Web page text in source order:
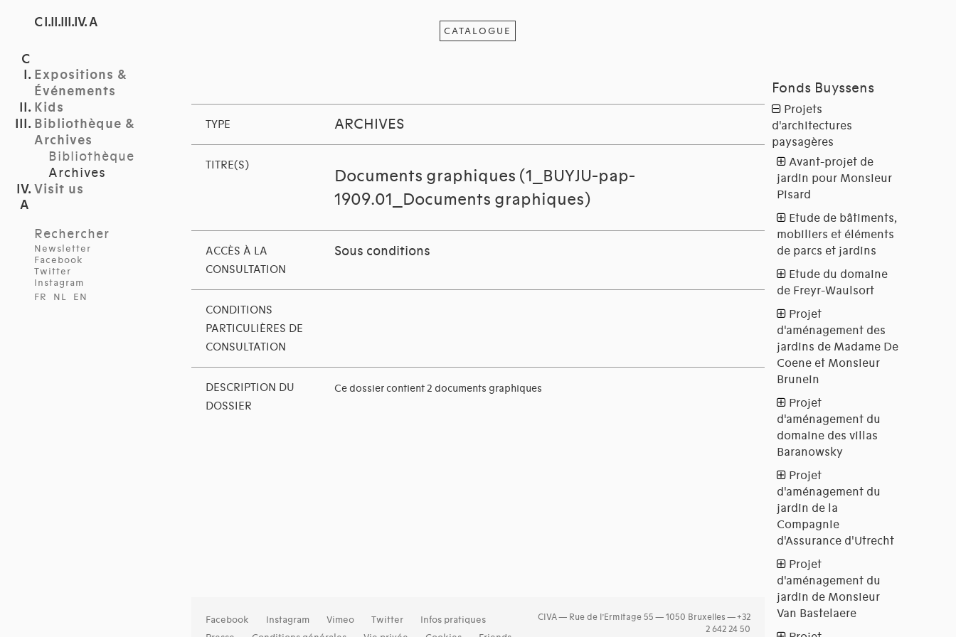
C I.II.III.IV. A
Expositions &
Événements
Kids
Bibliothèque &
Archives
Bibliothèque
Archives
Visit us
Rechercher
Newsletter
Facebook
Twitter
Instagram
FR
NL EN
CATALOGUE
TYPE ARCHIVES
TITRE(S)
Documents graphiques (1_BUYJU-pap-
1909.01_Documents graphiques)
ACCÈS À LA
CONSULTATION
Sous conditions
CONDITIONS
PARTICULIÈRES DE
CONSULTATION
DESCRIPTION DU
DOSSIER
Ce dossier contient 2 documents graphiques
Facebook Instagram Vimeo Twitter
Infos pratiques
CIVA — Rue de l’Ermitage 55 — 1050 Bruxelles — +32
2 642 24 50